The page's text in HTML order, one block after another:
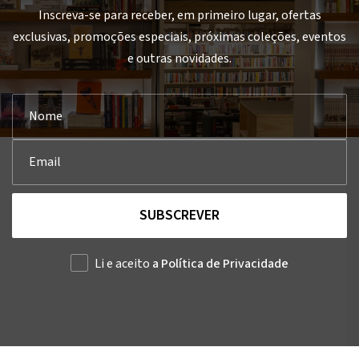
Inscreva-se para receber, em primeiro lugar, ofertas
exclusivas, promoções especiais, próximas coleções, eventos
e outras novidades.
SUBSCREVER
Li e aceito a Política de Privacidade